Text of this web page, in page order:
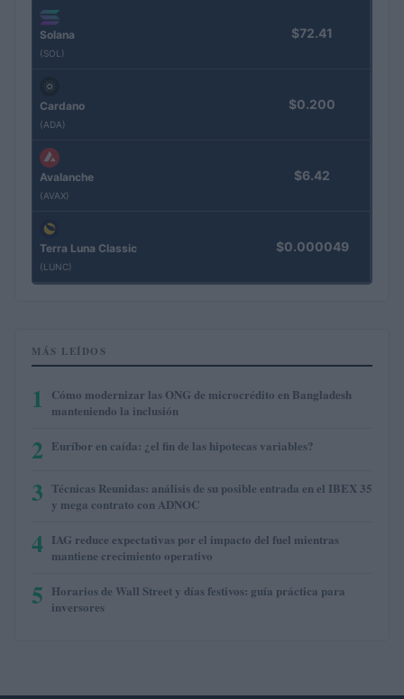
Solana
(SOL)
$72.41
Cardano
(ADA)
$0.200
Avalanche
(AVAX)
$6.42
Terra Luna Classic
(LUNC)
$0.000049
MÁS LEÍDOS
1
Cómo modernizar las ONG de microcrédito en Bangladesh
manteniendo la inclusión
2 Euríbor en caída: ¿el fin de las hipotecas variables?
3 Técnicas Reunidas: análisis de su posible entrada en el IBEX 35
y mega contrato con ADNOC
4 IAG reduce expectativas por el impacto del fuel mientras
mantiene crecimiento operativo
5 Horarios de Wall Street y días festivos: guía práctica para
inversores